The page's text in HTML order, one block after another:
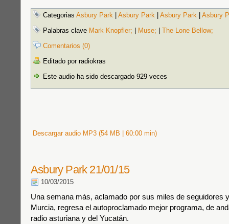
Categorias Asbury Park Asbury Park Asbury Park
Asbury
Palabras clave Mark Knopfler; Muse;
The Lone Bellow;
Comentarios (0)
Editado por radiokras
Este audio ha sido descargado 929 veces
Descargar audio MP3 (54 MB | 60:00 min)
Asbury Park 21/01/15
10/03/2015
Una semana más, aclamado por sus miles de seguidores
Murcia, regresa el autoproclamado mejor programa, de
radio asturiana y del Yucatán.